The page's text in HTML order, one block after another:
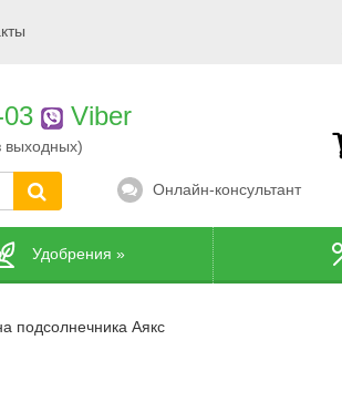
Viber
выходных)
Онлайн-консультант
Удобрения »
подсолнечника Аякс